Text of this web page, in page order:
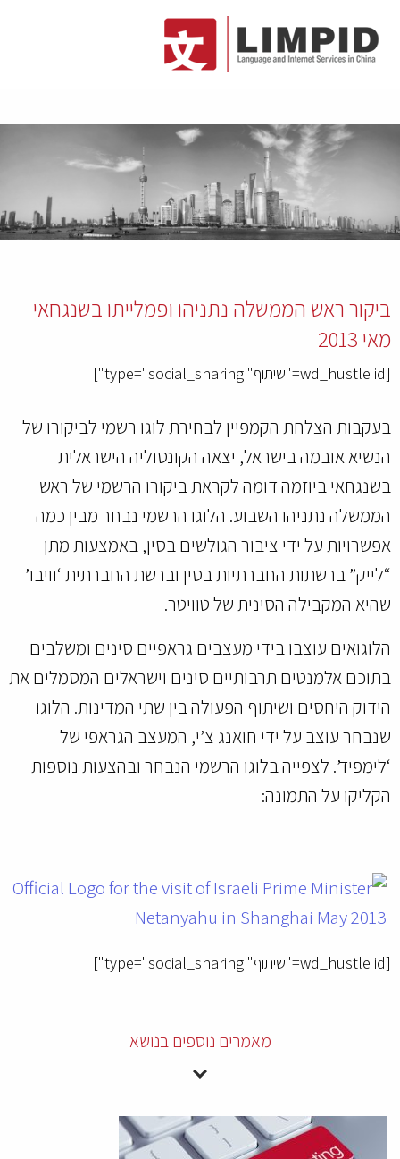
ביקור ראש הממשלה נתניהו ופמלייתו בשנגחאי
מאי 2013
[wd_hustle id="שיתוף" type="social_sharing"]
בעקבות הצלחת הקמפיין לבחירת לוגו רשמי לביקורו של
הנשיא אובמה בישראל, יצאה הקונסוליה הישראלית
בשנגחאי ביוזמה דומה לקראת ביקורו הרשמי של ראש
הממשלה נתניהו השבוע. הלוגו הרשמי נבחר מבין כמה
אפשרויות על ידי ציבור הגולשים בסין, באמצעות מתן
“לייק” ברשתות החברתיות בסין וברשת החברתית ‘וויבו’
שהיא המקבילה הסינית של טוויטר.
הלוגואים עוצבו בידי מעצבים גראפיים סינים ומשלבים
בתוכם אלמנטים תרבותיים סינים וישראלים המסמלים את
הידוק היחסים ושיתוף הפעולה בין שתי המדינות. הלוגו
שנבחר עוצב על ידי חואנג צ’י, המעצב הגראפי של
‘לימפיד’. לצפייה בלוגו הרשמי הנבחר ובהצעות נוספות
הקליקו על התמונה:
[wd_hustle id="שיתוף" type="social_sharing"]
מאמרים נוספים בנושא